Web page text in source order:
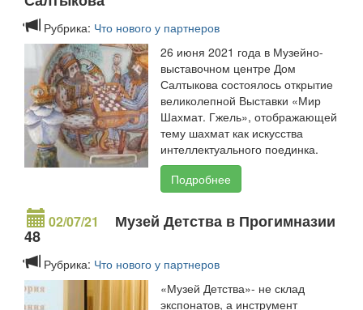
Рубрика: Что нового у партнеров
26 июня 2021 года в Музейно-
выставочном центре Дом
Салтыкова состоялось открытие
великолепной Выставки «Мир
Шахмат. Гжель», отображающей
тему шахмат как искусства
интеллектуального поединка.
Подробнее
02/07/21 Музей Детства в Прогимназии
48
Рубрика: Что нового у партнеров
«Музей Детства»- не склад
экспонатов, а инструмент